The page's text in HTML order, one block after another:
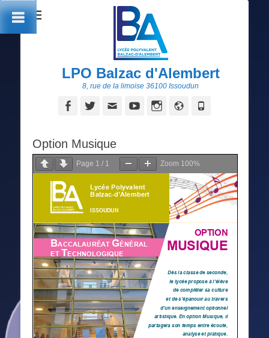
LPO Balzac d'Alembert
8, rue de la limoise 36100 Issoudun
FacebookTwitterAdresseYouTubeInstagram
Site
Option Musique
Page 1 / 1 Zoom 100%